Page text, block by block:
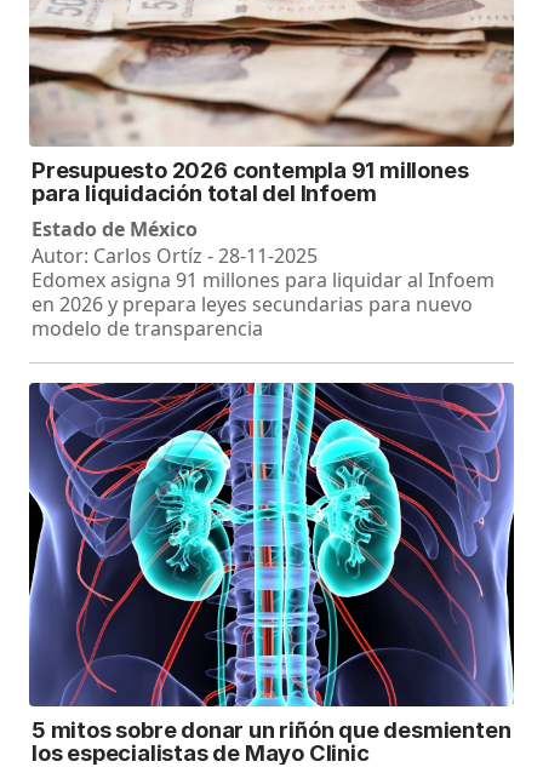
Presupuesto 2026 contempla 91 millones
para liquidación total del Infoem
Estado de México
Autor: Carlos Ortíz - 28-11-2025
Edomex asigna 91 millones para liquidar al Infoem
en 2026 y prepara leyes secundarias para nuevo
modelo de transparencia
5 mitos sobre donar un riñón que desmienten
los especialistas de Mayo Clinic